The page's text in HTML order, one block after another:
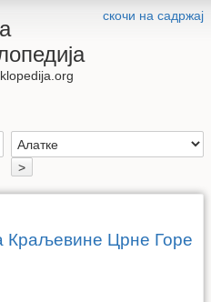
скочи на садржај
>
Краљевине Црне Горе